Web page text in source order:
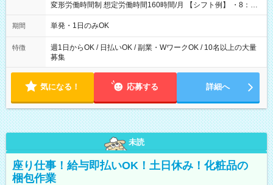
変形労働時間制 想定労働時間160時間/月 【シフト例】 ・8：00
～21：00
期間 単発・1日のみOK
特徴
週1日からOK / 日払いOK / 副業・WワークOK / 10名以上の大量
募集
気になる！ 応募する 詳細へ
未読
座り仕事！給与即払いOK！土日休み！化粧品の
梱包作業